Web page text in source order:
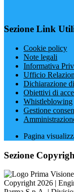
Sezione Link
Cookie policy
Note legali
Informativa
Ufficio
Dichiarazione
Obiettivi di
Whistleblowing
Gestione
Pagina
Sezione
Copyright 2026 |